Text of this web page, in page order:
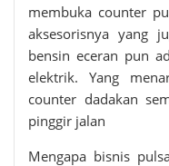
membuka counter
aksesorisnya yang
bensin eceran pun
elektrik. Yang
counter dadakan
pinggir jalan
Mengapa bisnis